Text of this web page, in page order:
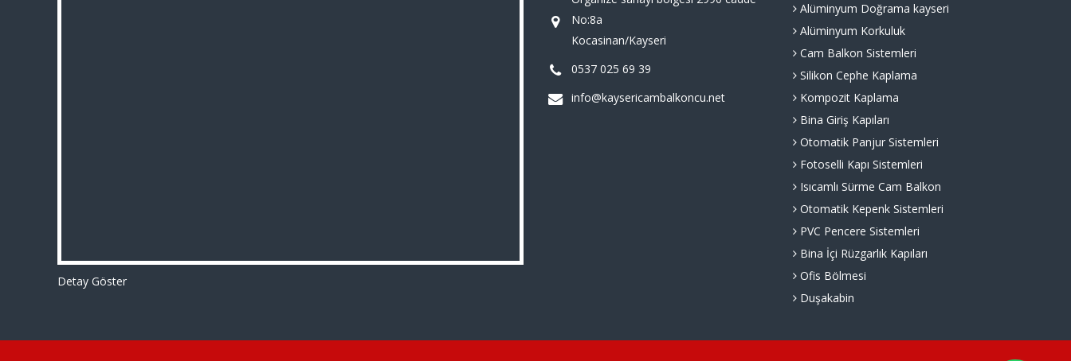
Detay Göster
No:8a
Kocasinan/Kayseri
0537 025 69 39
info@kaysericambalkoncu.net
Alüminyum Doğrama kayseri
Alüminyum Korkuluk
Cam Balkon Sistemleri
Silikon Cephe Kaplama
Kompozit Kaplama
Bina Giriş Kapıları
Otomatik Panjur Sistemleri
Fotoselli Kapı Sistemleri
Isıcamlı Sürme Cam Balkon
Otomatik Kepenk Sistemleri
PVC Pencere Sistemleri
Bina İçi Rüzgarlık Kapıları
Ofis Bölmesi
Duşakabin